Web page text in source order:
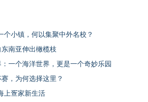
个小镇，何以集聚中外名校？
南亚伸出橄榄枝
一个海洋世界，更是一个奇妙乐园
，为何选择这里？
上疍家新生活